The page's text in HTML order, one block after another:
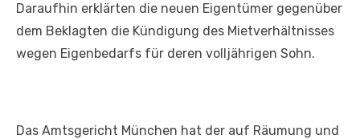
Daraufhin erklärten die neuen Eigentümer gegenüber
dem Beklagten die Kündigung des Mietverhältnisses
wegen Eigenbedarfs für deren volljährigen Sohn.
Das Amtsgericht München hat der auf Räumung und